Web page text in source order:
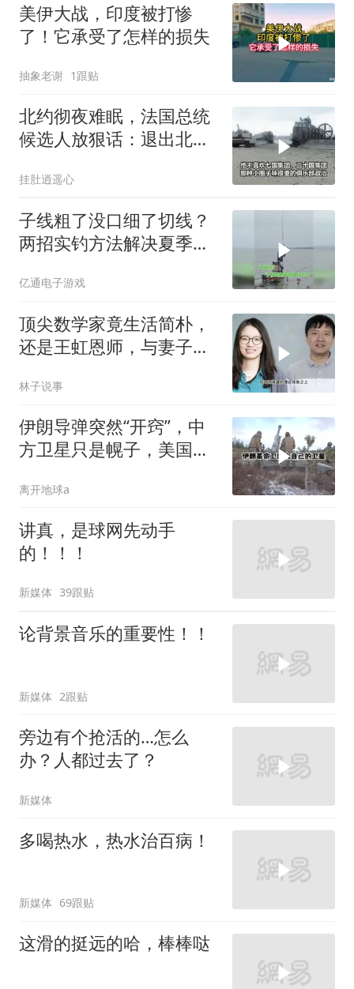
美伊大战，印度被打惨
了！它承受了怎样的损失
抽象老谢 1跟贴
北约彻夜难眠，法国总统
候选人放狠话：退出北
挂肚逍遥心
子线粗了没口细了切线？
两招实钓方法解决夏季难
亿通电子游戏
顶尖数学家竟生活简朴，
还是王虹恩师，与妻子合
林子说事
伊朗导弹突然“开窍”，中
方卫星只是幌子，美国真
离开地球a
讲真，是球网先动手
的！！！
新媒体 39跟贴
论背景音乐的重要性！！
新媒体 2跟贴
旁边有个抢活的…怎么
办？人都过去了？
新媒体
多喝热水，热水治百病！
新媒体 69跟贴
这滑的挺远的哈，棒棒哒